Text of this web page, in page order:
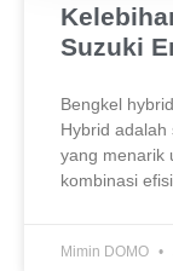
Suzuki
Bengkel
Hybrid adalah
yang menarik
kombinasi
Mimin DOMO